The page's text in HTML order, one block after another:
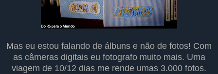
Mas eu estou falando de álbuns e não de fotos! Com
as câmeras digitais eu fotografo muito mais. Uma
viagem de 10/12 dias me rende umas 3.000 fotos.